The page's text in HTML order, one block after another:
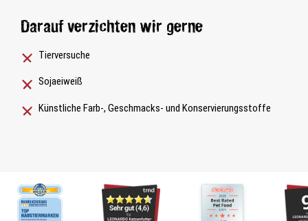
Darauf verzichten wir gerne
Tierversuche
Sojaeiweiß
Künstliche Farb-, Geschmacks- und Konservierungsstoffe